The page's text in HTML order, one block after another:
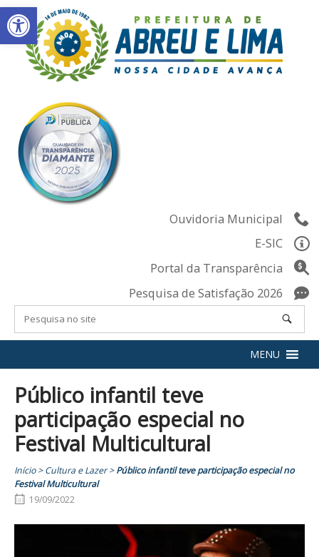
Abrir a barra de ferramentas
Skip
to
content
Ouvidoria Municipal
E-SIC
Portal da Transparência
Pesquisa de Satisfação 2026
MENU
Público infantil teve
participação especial no
Festival Multicultural
Início>Cultura e Lazer>Público infantil teve participação especial no
Festival Multicultural
19/09/2022